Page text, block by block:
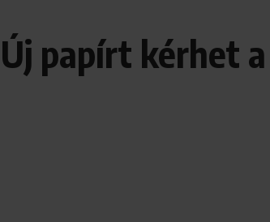
papírt kérhet